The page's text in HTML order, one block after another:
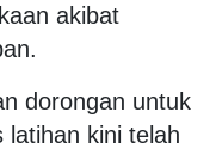
akibat
dorongan untuk
latihan kini telah